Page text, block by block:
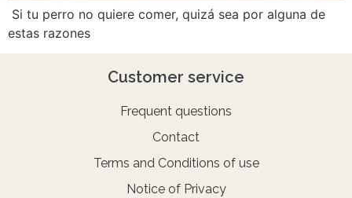
Si tu perro no quiere comer, quizá sea por alguna de
estas razones
Customer service
Frequent questions
Contact
Terms and Conditions of use
Notice of Privacy